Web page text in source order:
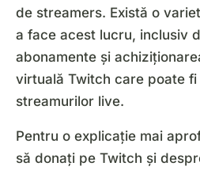
de streamers. Există o
a face acest lucru, inclusiv
abonamente și
virtuală Twitch care poate
streamurilor live.
Pentru o explicație mai
să donați pe Twitch și